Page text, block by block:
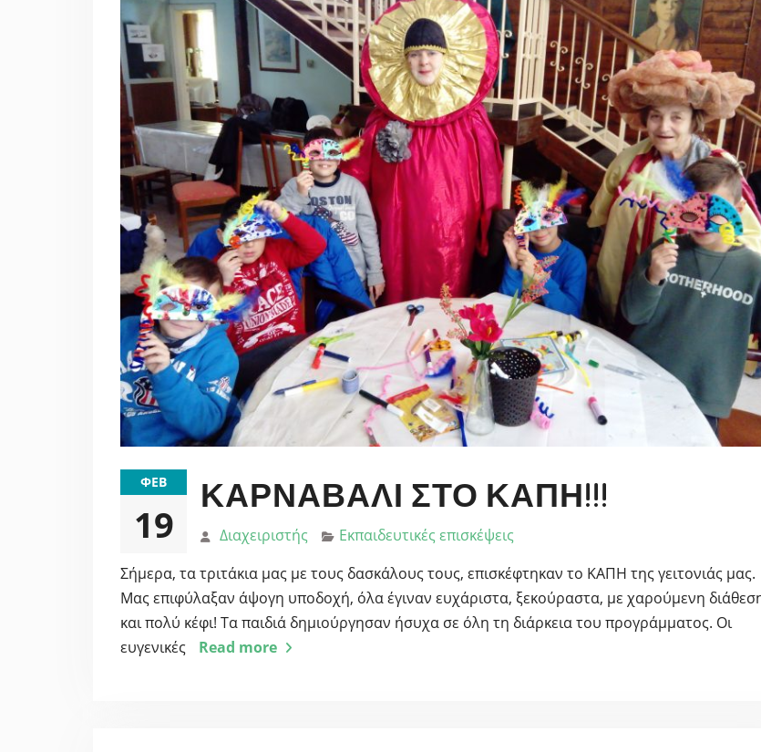
ΦΕΒ
19
ΚΑΡΝΑΒΆΛΙ ΣΤΟ ΚΑΠΗ!!!
Διαχειριστής
Εκπαιδευτικές επισκέψεις
Σήμερα, τα τριτάκια μας με τους δασκάλους τους, επισκέφτηκαν το ΚΑΠΗ της γειτονιάς μας.
Μας επιφύλαξαν άψογη υποδοχή, όλα έγιναν ευχάριστα, ξεκούραστα, με χαρούμενη
και πολύ κέφι! Τα παιδιά δημιούργησαν ήσυχα σε όλη τη διάρκεια του προγράμματος. Οι
ευγενικές
Read more